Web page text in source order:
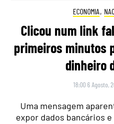
ECONOMIA,
Clicou num link
primeiros minutos
dinheiro
18:00 6 Agosto,
Uma mensagem
expor dados bancários